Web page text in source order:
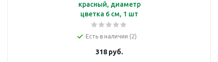
красный, диаметр
цветка 6 см, 1 шт
Есть в наличии (2)
318 руб.